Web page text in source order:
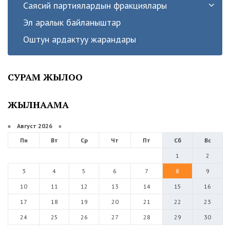
Саясий партиялардын фракциялары
Эл аралык байланыштар
Оштун ардактуу жарандары
СУРАМ ЖЫЛОО
ЖЫЛНААМА
« Август 2026 »
Пн
Вт Ср Чт Пт Сб
Вс
1
2
3
4 5 6 7 8
9
10
11 12 13 14 15
16
17
18 19 20 21 22
23
24
25 26 27 28 29
30